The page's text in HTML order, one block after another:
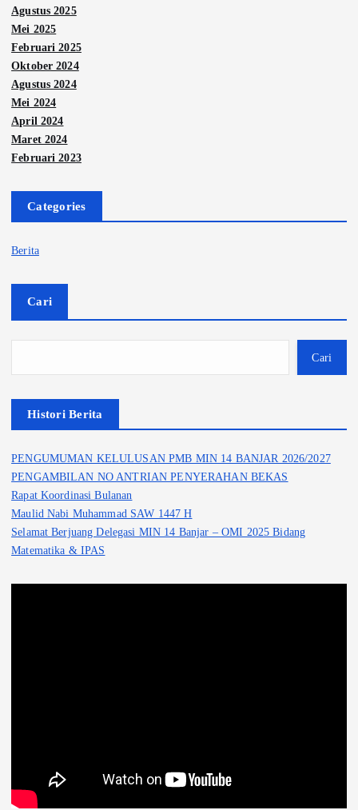
Agustus 2025
Mei 2025
Februari 2025
Oktober 2024
Agustus 2024
Mei 2024
April 2024
Maret 2024
Februari 2023
Categories
Berita
Cari
Cari
Histori Berita
PENGUMUMAN KELULUSAN PMB MIN 14 BANJAR 2026/2027
PENGAMBILAN NO ANTRIAN PENYERAHAN BEKAS
Rapat Koordinasi Bulanan
Maulid Nabi Muhammad SAW 1447 H
Selamat Berjuang Delegasi MIN 14 Banjar – OMI 2025 Bidang
Matematika & IPAS